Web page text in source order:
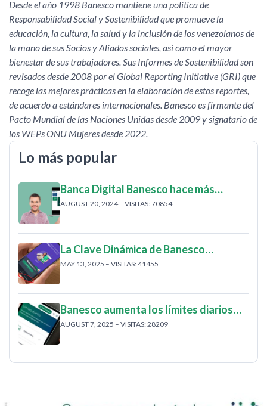
Desde el año 1998 Banesco mantiene una política de
Responsabilidad Social y Sostenibilidad que promueve la
educación, la cultura, la salud y la inclusión de los venezolanos de
la mano de sus Socios y Aliados sociales, así como el mayor
bienestar de sus trabajadores. Sus Informes de Sostenibilidad son
revisados desde 2008 por el Global Reporting Initiative (GRI) que
recoge las mejores prácticas en la elaboración de estos reportes,
de acuerdo a estándares internacionales. Banesco es firmante del
Pacto Mundial de las Naciones Unidas desde 2009 y signatario de
los WEPs ONU Mujeres desde 2022.
Lo más popular
Banca Digital Banesco hace más…
AUGUST 20, 2024 – VISITAS: 70854
La Clave Dinámica de Banesco…
MAY 13, 2025 – VISITAS: 41455
Banesco aumenta los límites diarios…
AUGUST 7, 2025 – VISITAS: 28209